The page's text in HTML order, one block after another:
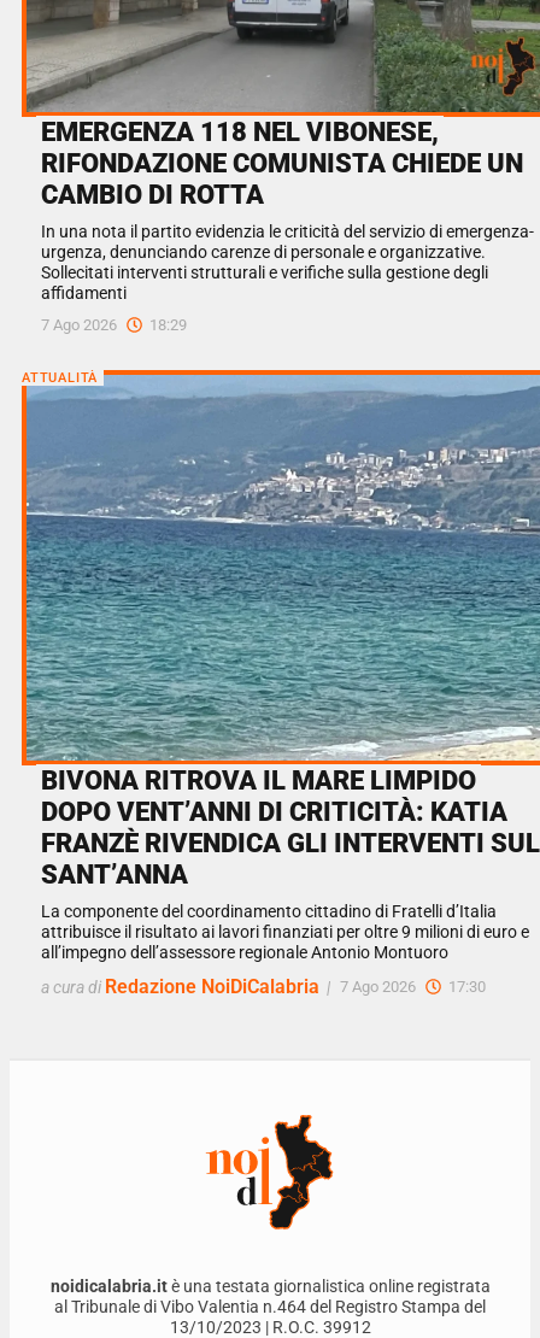
EMERGENZA 118 NEL VIBONESE,
RIFONDAZIONE COMUNISTA CHIEDE UN
CAMBIO DI ROTTA
In una nota il partito evidenzia le criticità del servizio di emergenza-
urgenza, denunciando carenze di personale e organizzative.
Sollecitati interventi strutturali e verifiche sulla gestione degli
affidamenti
7 Ago 2026 18:29
ATTUALITÀ
BIVONA RITROVA IL MARE LIMPIDO
DOPO VENT’ANNI DI CRITICITÀ: KATIA
FRANZÈ RIVENDICA GLI INTERVENTI SUL
SANT’ANNA
La componente del coordinamento cittadino di Fratelli d’Italia
attribuisce il risultato ai lavori finanziati per oltre 9 milioni di euro e
all’impegno dell’assessore regionale Antonio Montuoro
a cura di Redazione NoiDiCalabria | 7 Ago 2026 17:30
noidicalabria.itè una testata giornalistica online registrata
al Tribunale di Vibo Valentia n.464 del Registro Stampa del
13/10/2023 | R.O.C. 39912